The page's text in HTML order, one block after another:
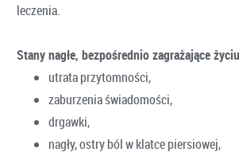
leczenia.
Stany nagłe, bezpośrednio zagrażające
utrata przytomności,
zaburzenia świadomości,
drgawki,
nagły, ostry ból w klatce piersiowej,